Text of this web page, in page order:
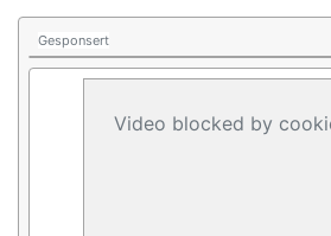
Gesponsert
Video blocked by